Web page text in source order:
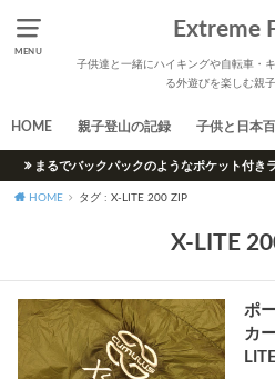
MENU
Extreme
子供達と一緒にハイキングや自転車・
る外遊びを楽しむ親
HOME 親子登山の記録 子供と日本
まるでバックパックのようなポケット付き
HOME タグ : X-LITE 200 ZIP
X-LITE
ポ
カ